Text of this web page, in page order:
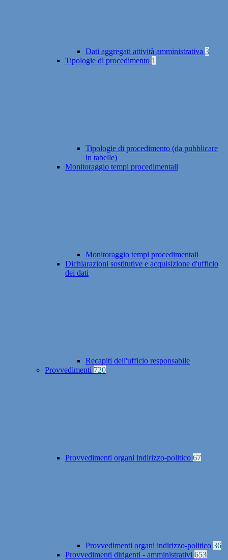
Dati aggregati attività amministrativa 3
Tipologie di procedimento 1
Tipologie di procedimento (da pubblicare
in tabelle)
Monitoraggio tempi procedimentali
Monitoraggio tempi procedimentali
Dichiarazioni sostitutive e acquisizione d'ufficio
dei dati
Recapiti dell'ufficio responsabile
Provvedimenti 720
Provvedimenti organi indirizzo-politico 67
Provvedimenti organi indirizzo-politico 36
Provvedimenti dirigenti - amministrativi 653